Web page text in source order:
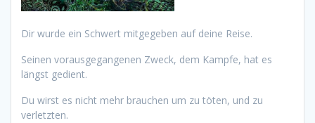
Dir wurde ein Schwert mitgegeben auf deine Reise.
Seinen vorausgegangenen Zweck, dem Kampfe, hat es
längst gedient.
Du wirst es nicht mehr brauchen um zu töten, und zu
verletzten.